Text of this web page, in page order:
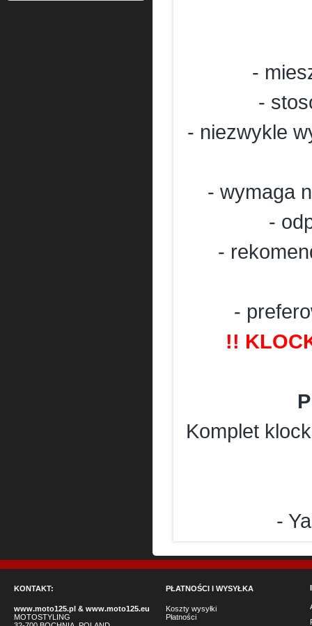
-
-
- niezwykle
- wymaga
-
-
-
!!
Komplet
-
KONTAKT:
www.moto125.pl & www.moto125.eu
MOTOSTYLING
PŁATNOŚCI I WYSYŁKA
Koszty wysyłki
Płatności